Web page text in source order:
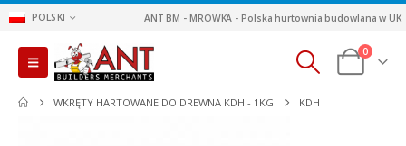
POLSKI ANT BM - MROWKA - Polska hurtownia budowlana w UK
0
WKRĘTY HARTOWANE DO DREWNA KDH - 1KG KDH